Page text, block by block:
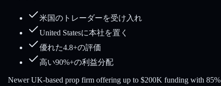
米国のトレーダーを受け入れ
United Statesに本社を置く
優れた4.8+の評価
高い90%+の利益分配
Newer UK-based prop firm offering up to $200K funding with 85%